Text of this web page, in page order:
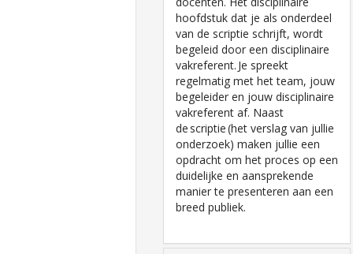
hoofdstuk dat je als onderdeel
van de scriptie schrijft, wordt
begeleid door een disciplinaire
vakreferent. Je spreekt
regelmatig met het team, jouw
begeleider en jouw disciplinaire
vakreferent af. Naast
de scriptie (het verslag van jullie
onderzoek) maken jullie een
opdracht om het proces op een
duidelijke en aansprekende
manier te presenteren aan een
breed publiek.